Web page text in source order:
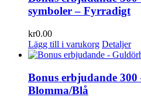
symboler – Fyrradigt
kr0.00
Lägg till i varukorg Detaljer
Bonus erbjudande
Blomma/Blå